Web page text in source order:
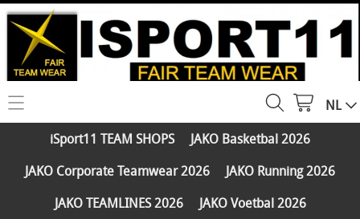
HOME
WEBSHOP
NL
iSport11 TEAM SHOPS
JAKO Basketbal 2026
JAKO Corporate Teamwear 2026
JAKO Running 2026
JAKO TEAMLINES 2026
JAKO Voetbal 2026